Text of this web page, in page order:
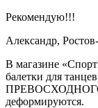
Рекомендую!!!
Александр,
В магазине
балетки для
ПРЕВОСХОДНОГО
деформируются.